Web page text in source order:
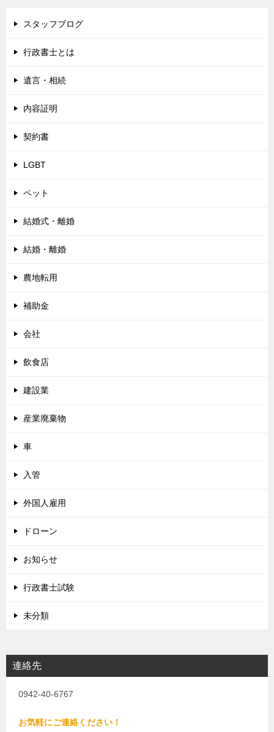
スタッフブログ
行政書士とは
遺言・相続
内容証明
契約書
LGBT
ペット
結婚式・離婚
結婚・離婚
農地転用
補助金
会社
飲食店
建設業
産業廃棄物
車
入管
外国人雇用
ドローン
お知らせ
行政書士試験
未分類
連絡先
0942-40-6767
お気軽にご連絡ください！